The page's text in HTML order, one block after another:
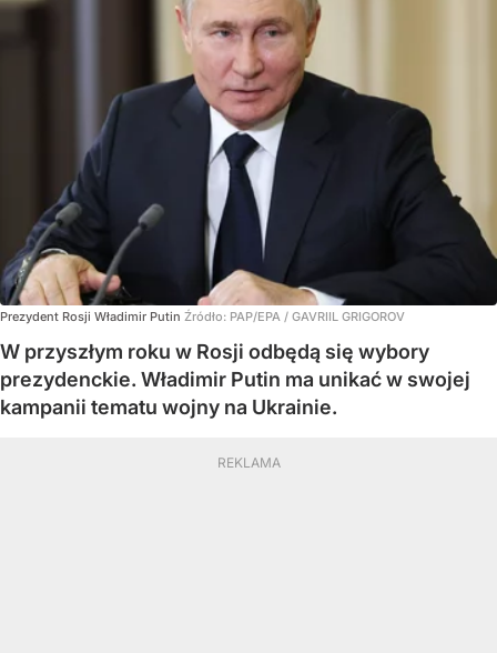
Prezydent Rosji Władimir Putin Źródło: PAP/EPA / GAVRIIL GRIGOROV
W przyszłym roku w Rosji odbędą się wybory
prezydenckie. Władimir Putin ma unikać w swojej
kampanii tematu wojny na Ukrainie.